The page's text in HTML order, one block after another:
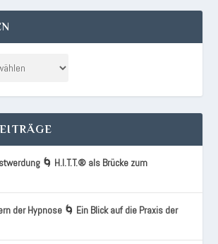
🌀 H.I.T.T.® als Brücke zum
der Hypnose 🌀 Ein Blick auf die Praxis der